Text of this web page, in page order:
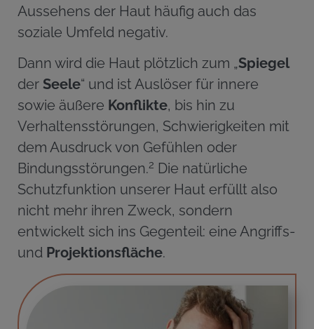
Aussehens der Haut häufig auch das
soziale Umfeld negativ.
Dann wird die Haut plötzlich zum „Spiegel
der Seele“ und ist Auslöser für innere
sowie äußere Konflikte, bis hin zu
Verhaltensstörungen, Schwierigkeiten mit
dem Ausdruck von Gefühlen oder
Bindungsstörungen.2 Die natürliche
Schutzfunktion unserer Haut erfüllt also
nicht mehr ihren Zweck, sondern
entwickelt sich ins Gegenteil: eine Angriffs-
und Projektionsfläche.